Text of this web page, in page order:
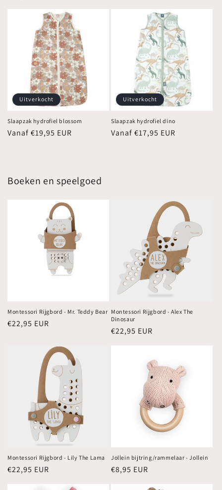
Uitverkocht
Slaapzak hydrofiel blossom
Normale
Vanaf €19,95 EUR
Uitverkocht
Slaapzak hydrofiel dino
Normale
Vanaf €17,95 EUR
Boeken en speelgoed
Montessori Rijgbord - Mr. Teddy Bear
Normale
€22,95 EUR
Montessori Rijgbord - Alex The
Dinosaur
Normale
€22,95 EUR
Montessori Rijgbord - Lily The Lama
Normale
€22,95 EUR
Jollein bijtring/rammelaar - Jollein
Normale
€8,95 EUR